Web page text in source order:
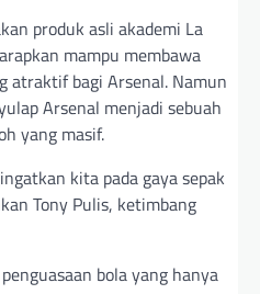
produk asli akademi La
mampu membawa
atraktif bagi Arsenal. Namun
Arsenal menjadi sebuah
yang masif.
kita pada gaya sepak
Tony Pulis, ketimbang
bola yang hanya